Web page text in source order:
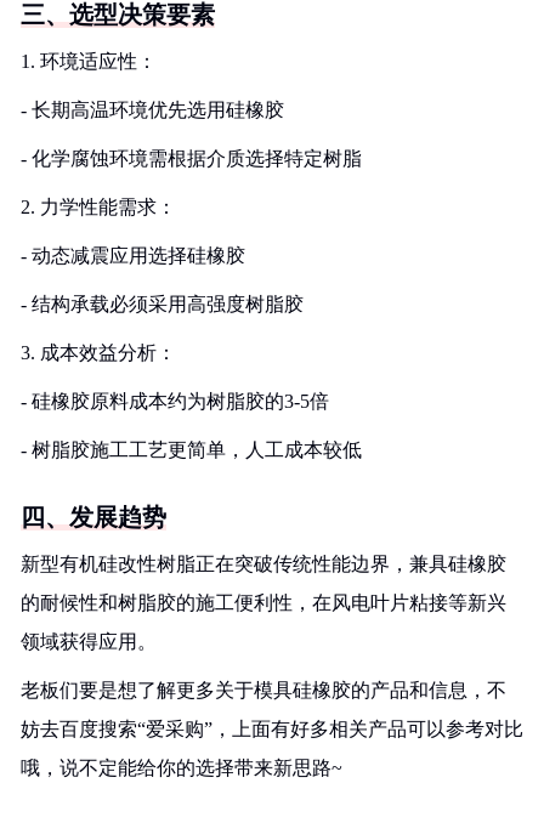
三、选型决策要素
1. 环境适应性：
- 长期高温环境优先选用硅橡胶
- 化学腐蚀环境需根据介质选择特定树脂
2. 力学性能需求：
- 动态减震应用选择硅橡胶
- 结构承载必须采用高强度树脂胶
3. 成本效益分析：
- 硅橡胶原料成本约为树脂胶的3-5倍
- 树脂胶施工工艺更简单，人工成本较低
四、发展趋势
新型有机硅改性树脂正在突破传统性能边界，兼具硅橡胶
的耐候性和树脂胶的施工便利性，在风电叶片粘接等新兴
领域获得应用。
老板们要是想了解更多关于模具硅橡胶的产品和信息，不
妨去百度搜索“爱采购”，上面有好多相关产品可以参考对比
哦，说不定能给你的选择带来新思路~